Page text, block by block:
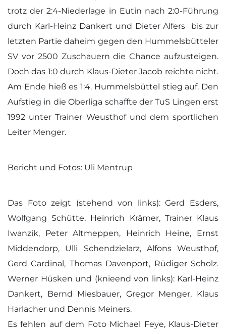
trotz der 2:4-Niederlage in Eutin nach 2:0-Führung
durch Karl-Heinz Dankert und Dieter Alfers bis zur
letzten Partie daheim gegen den Hummelsbütteler
SV vor 2500 Zuschauern die Chance aufzusteigen.
Doch das 1:0 durch Klaus-Dieter Jacob reichte nicht.
Am Ende hieß es 1:4. Hummelsbüttel stieg auf. Den
Aufstieg in die Oberliga schaffte der TuS Lingen erst
1992 unter Trainer Weusthof und dem sportlichen
Leiter Menger.
Bericht und Fotos: Uli Mentrup
Das Foto zeigt (stehend von links): Gerd Esders,
Wolfgang Schütte, Heinrich Krämer, Trainer Klaus
Iwanzik, Peter Altmeppen, Heinrich Heine, Ernst
Middendorp, Ulli Schendzielarz, Alfons Weusthof,
Gerd Cardinal, Thomas Davenport, Rüdiger Scholz.
Werner Hüsken und (knieend von links): Karl-Heinz
Dankert, Bernd Miesbauer, Gregor Menger, Klaus
Harlacher und Dennis Meiners.
Es fehlen auf dem Foto Michael Feye, Klaus-Dieter